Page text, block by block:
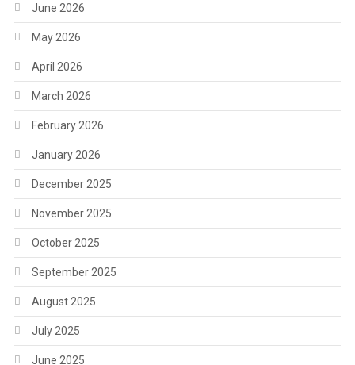
June 2026
May 2026
April 2026
March 2026
February 2026
January 2026
December 2025
November 2025
October 2025
September 2025
August 2025
July 2025
June 2025